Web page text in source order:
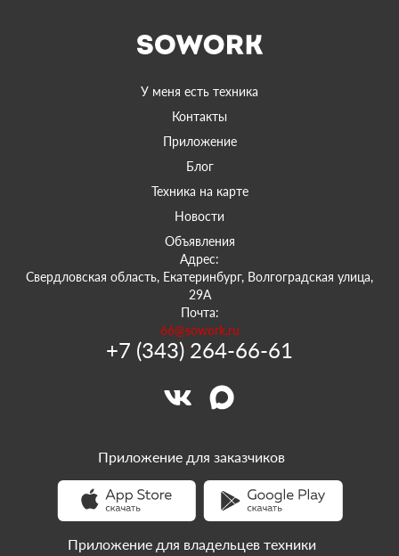
У меня есть техника
Контакты
Приложение
Блог
Техника на карте
Новости
Объявления
Адрес:
Свердловская область, Екатеринбург, Волгоградская улица,
29А
Почта:
66@sowork.ru
+7 (343) 264-66-61
Приложение для заказчиков
Приложение для владельцев техники